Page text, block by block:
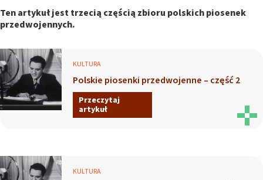
Ten artykuł jest trzecią częścią zbioru polskich piosenek
przedwojennych.
KULTURA
Polskie piosenki przedwojenne – część 2
Przeczytaj
artykuł
KULTURA